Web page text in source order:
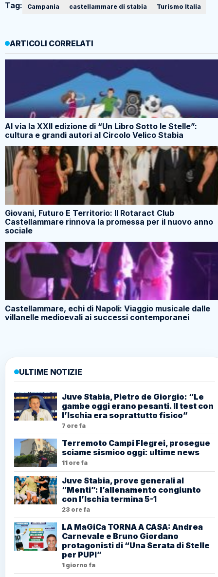
Tag: Campania castellammare di stabia Turismo Italia
ARTICOLI CORRELATI
Al via la XXII edizione di “Un Libro Sotto le Stelle”:
cultura e grandi autori al Circolo Velico Stabia
Giovani, Futuro E Territorio: Il Rotaract Club
Castellammare rinnova la promessa per il nuovo anno
sociale
Castellammare, echi di Napoli: Viaggio musicale dalle
villanelle medioevali ai successi contemporanei
ULTIME NOTIZIE
Juve Stabia, Pietro de Giorgio: “Le
gambe oggi erano pesanti. Il test con
l’Ischia era soprattutto fisico”
7 ore fa
Terremoto Campi Flegrei, prosegue
sciame sismico oggi: ultime news
11 ore fa
Juve Stabia, prove generali al
“Menti”: l’allenamento congiunto
con l’Ischia termina 5-1
23 ore fa
LA MaGiCa TORNA A CASA: Andrea
Carnevale e Bruno Giordano
protagonisti di “Una Serata di Stelle
per PUPI”
1 giorno fa